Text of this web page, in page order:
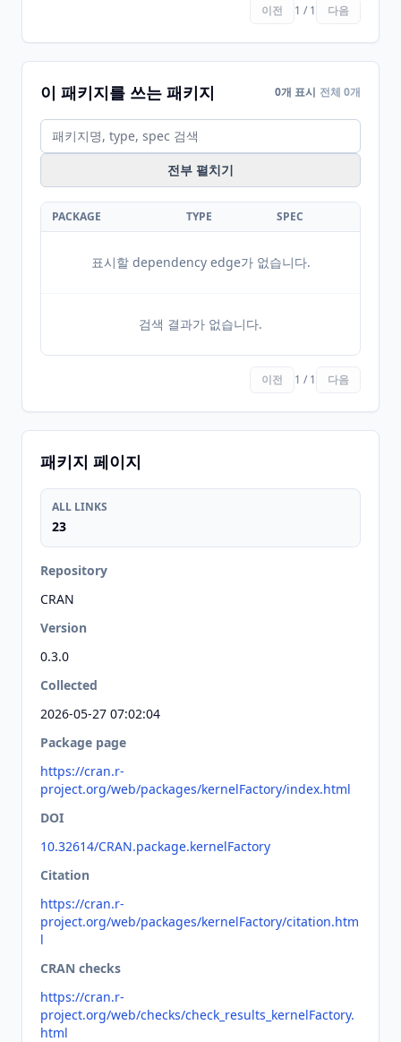
이전 1 / 1 다음
이 패키지를 쓰는 패키지 0개 표시 전체 0개
전부 펼치기
PACKAGE TYPE SPEC
표시할 dependency edge가 없습니다.
검색 결과가 없습니다.
이전 1 / 1 다음
패키지 페이지
ALL LINKS
23
Repository
CRAN
Version
0.3.0
Collected
2026-05-27 07:02:04
Package page
https://cran.r-
project.org/web/packages/kernelFactory/index.html
DOI
10.32614/CRAN.package.kernelFactory
Citation
https://cran.r-
project.org/web/packages/kernelFactory/citation.htm
l
CRAN checks
https://cran.r-
project.org/web/checks/check_results_kernelFactory.
html